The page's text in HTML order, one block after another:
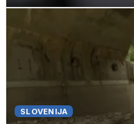
SLOVENIJA